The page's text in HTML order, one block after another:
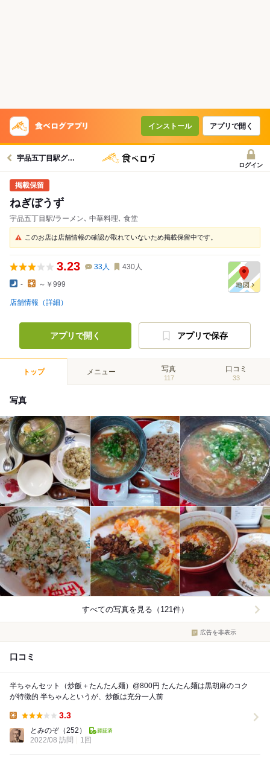
インストール アプリで開く
宇品五丁目駅グルメへ
ログイン
ねぎぼうず
宇品五丁目駅/ラーメン､ 中華料理､ 食堂
このお店は店舗情報の確認が取れていないため掲載保留中です。
3.23 33人 430人
- ～￥999
店舗情報（詳細）
アプリで開く アプリで保存
トップ メニュー 写真
117
口コミ
33
写真
すべての写真を見る（121件）
広告を非表示
口コミ
半ちゃんセット（炒飯＋たんたん麺）@800円 たんたん麺は黒胡麻のコク
が特徴的 半ちゃんというが、炒飯は充分一人前
3.3
とみのぞ （252）
2022/08 訪問
1回